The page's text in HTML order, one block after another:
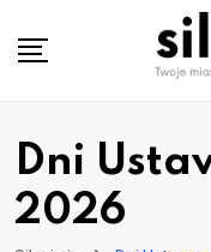
Dni
2026